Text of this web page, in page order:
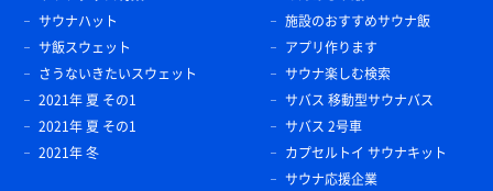
サウナハット
サ飯スウェット
さうないきたいスウェット
2021年 夏 その1
2021年 夏 その1
2021年 冬
施設のおすすめサウナ飯
アプリ作ります
サウナ楽しむ検索
サバス 移動型サウナバス
サバス 2号車
カプセルトイ サウナキット
サウナ応援企業